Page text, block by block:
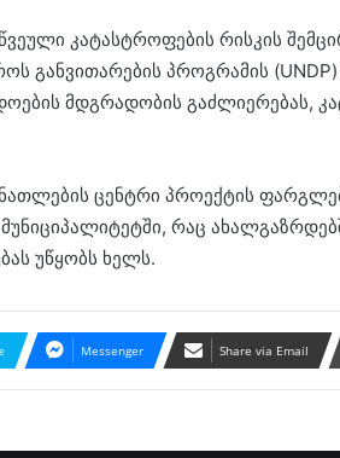
კატასტროფების რისკის
განვითარების პროგრამის
მდგრადობის გაძლიერებას,
ცენტრი პროექტის
რაც
უწყობს ხელს.
Messenger Share via Email